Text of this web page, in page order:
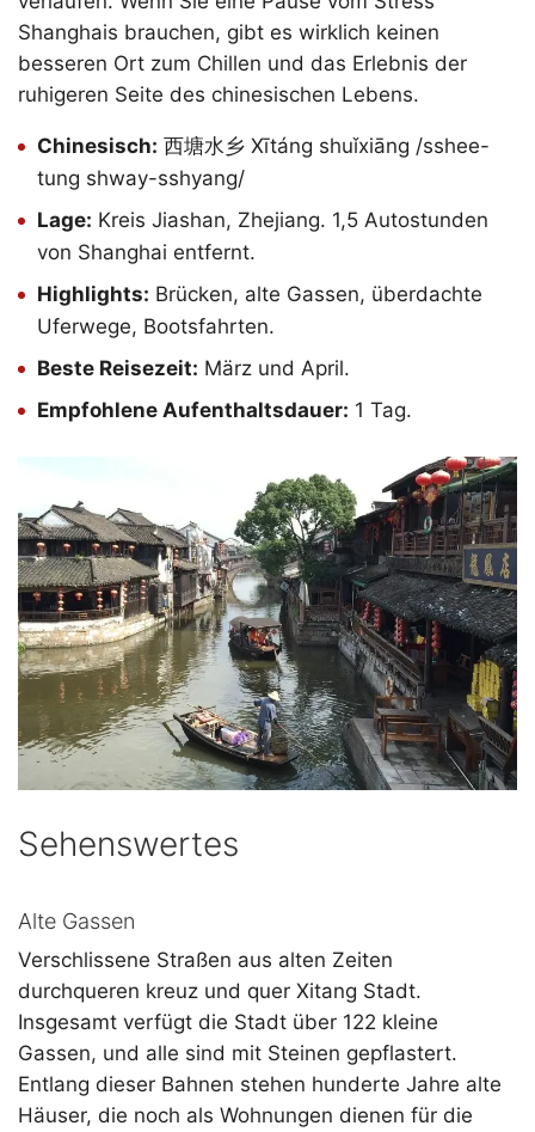
Shanghais brauchen, gibt es wirklich keinen
besseren Ort zum Chillen und das Erlebnis der
ruhigeren Seite des chinesischen Lebens.
Chinesisch: 西塘水乡 Xītáng shuǐxiāng /sshee-
tung shway-sshyang/
Lage: Kreis Jiashan, Zhejiang. 1,5 Autostunden
von Shanghai entfernt.
Highlights: Brücken, alte Gassen, überdachte
Uferwege, Bootsfahrten.
Beste Reisezeit: März und April.
Empfohlene Aufenthaltsdauer: 1 Tag.
Sehenswertes
Alte Gassen
Verschlissene Straßen aus alten Zeiten
durchqueren kreuz und quer Xitang Stadt.
Insgesamt verfügt die Stadt über 122 kleine
Gassen, und alle sind mit Steinen gepflastert.
Entlang dieser Bahnen stehen hunderte Jahre alte
Häuser, die noch als Wohnungen dienen für die